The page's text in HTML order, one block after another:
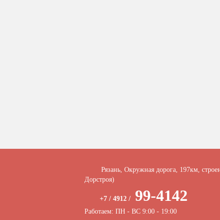
Рязань, Окружная дорога, 197км,
Дорстроя)
+7 / 4912 / 99-4142
Работаем: ПН - ВС 9:00 - 19:00